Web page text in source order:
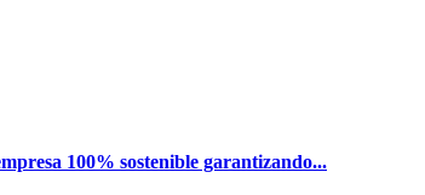
100% sostenible garantizando...